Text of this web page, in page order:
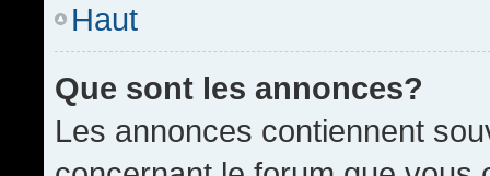
Haut
Que sont les annonces?
Les annonces contiennent